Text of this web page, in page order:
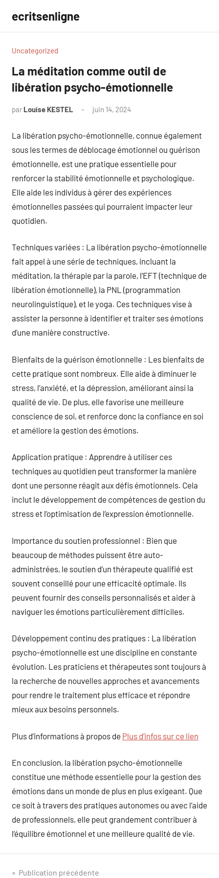
contenu
ecritsenligne
Uncategorized
La méditation comme outil de
libération psycho-émotionnelle
par Louise KESTEL juin 14, 2024
La libération psycho-émotionnelle, connue également
sous les termes de déblocage émotionnel ou guérison
émotionnelle, est une pratique essentielle pour
renforcer la stabilité émotionnelle et psychologique.
Elle aide les individus à gérer des expériences
émotionnelles passées qui pourraient impacter leur
quotidien.
Techniques variées : La libération psycho-émotionnelle
fait appel à une série de techniques, incluant la
méditation, la thérapie par la parole, l’EFT (technique de
libération émotionnelle), la PNL (programmation
neurolinguistique), et le yoga. Ces techniques vise à
assister la personne à identifier et traiter ses émotions
d’une manière constructive.
Bienfaits de la guérison émotionnelle : Les bienfaits de
cette pratique sont nombreux. Elle aide à diminuer le
stress, l’anxiété, et la dépression, améliorant ainsi la
qualité de vie. De plus, elle favorise une meilleure
conscience de soi, et renforce donc la confiance en soi
et améliore la gestion des émotions.
Application pratique : Apprendre à utiliser ces
techniques au quotidien peut transformer la manière
dont une personne réagit aux défis émotionnels. Cela
inclut le développement de compétences de gestion du
stress et l’optimisation de l’expression émotionnelle.
Importance du soutien professionnel : Bien que
beaucoup de méthodes puissent être auto-
administrées, le soutien d’un thérapeute qualifié est
souvent conseillé pour une efficacité optimale. Ils
peuvent fournir des conseils personnalisés et aider à
naviguer les émotions particulièrement difficiles.
Développement continu des pratiques : La libération
psycho-émotionnelle est une discipline en constante
évolution. Les praticiens et thérapeutes sont toujours à
la recherche de nouvelles approches et avancements
pour rendre le traitement plus efficace et répondre
mieux aux besoins personnels.
Plus d’informations à propos de Plus d’infos sur ce lien
En conclusion, la libération psycho-émotionnelle
constitue une méthode essentielle pour la gestion des
émotions dans un monde de plus en plus exigeant. Que
ce soit à travers des pratiques autonomes ou avec l’aide
de professionnels, elle peut grandement contribuer à
l’équilibre émotionnel et une meilleure qualité de vie.
Navigation
Publication précédente